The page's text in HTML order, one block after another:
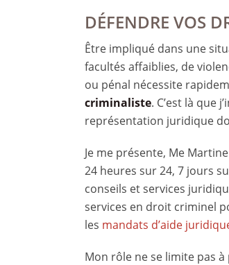
DÉFENDRE VOS
Être impliqué dans une
facultés affaiblies, de
ou pénal nécessite
criminaliste. C’est là que
représentation juridique
Je me présente, Me
24 heures sur 24, 7 jours
conseils et services
services en droit criminel
les mandats d’aide
Mon rôle ne se limite pas